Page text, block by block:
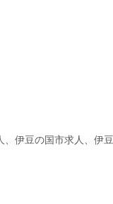
伊豆の国市求人、伊